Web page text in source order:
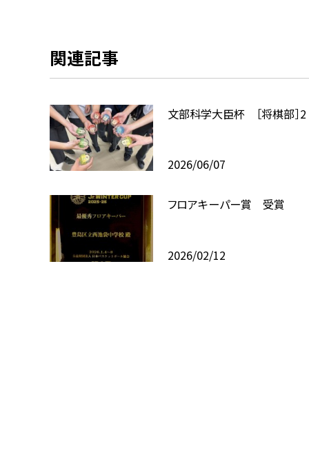
関連記事
文部科学大臣杯 ［将棋部］2
2026/06/07
フロアキーパー賞 受賞
2026/02/12